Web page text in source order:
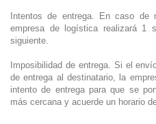
Intentos de entrega. En caso
empresa de logística realizará 1
siguiente.
Imposibilidad de entrega. Si el
de entrega al destinatario, la
intento de entrega para que se
más cercana y acuerde un horario